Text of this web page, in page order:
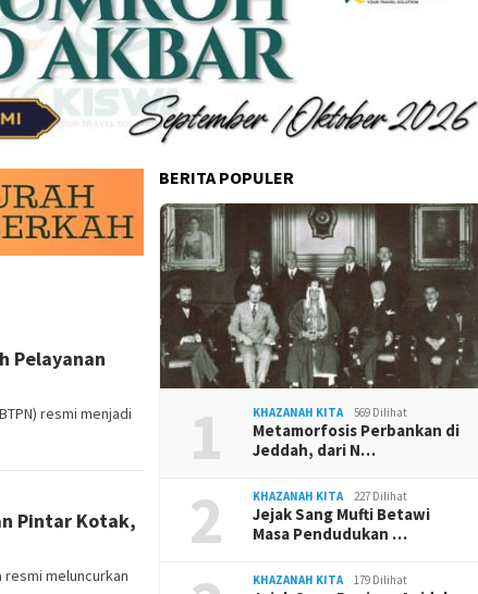
Pelayanan
resmi menjadi
Pintar Kotak,
resmi meluncurkan
BERITA POPULER
1 KHAZANAH KITA 569 Dilihat
Metamorfosis Perbankan di
Jeddah, dari N…
2 KHAZANAH KITA 227 Dilihat
Jejak Sang Mufti Betawi
Masa Pendudukan …
KHAZANAH KITA 179 Dilihat